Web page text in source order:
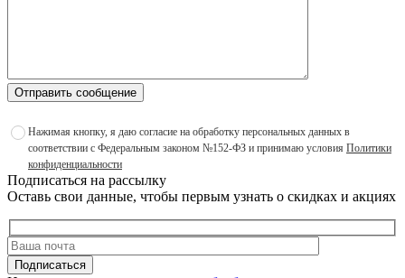
Отправить сообщение
Нажимая кнопку, я даю согласие на обработку персональных данных в
соответствии с Федеральным законом №152-ФЗ и принимаю условия Политики
конфиденциальности
Подписаться на рассылку
Оставь свои данные, чтобы первым узнать о скидках и акциях
Подписаться